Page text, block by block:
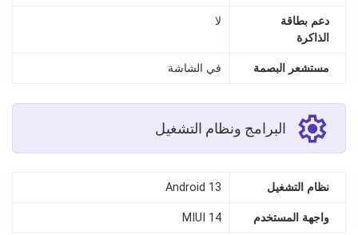
دعم بطاقة
الذاكرة
لا
مستشعر البصمة في الشاشة
البرامج ونظام التشغيل
نظام التشغيل Android 13
واجهة المستخدم MIUI 14